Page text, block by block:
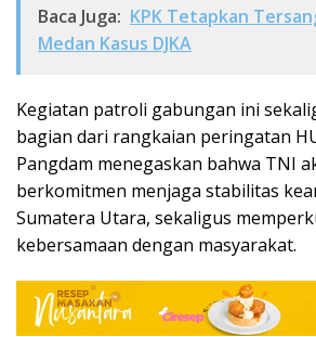
Baca Juga: KPK Tetapkan
Medan Kasus DJKA
Kegiatan patroli gabungan ini
bagian dari rangkaian peringatan
Pangdam menegaskan bahwa TNI
berkomitmen menjaga stabilitas
Sumatera Utara, sekaligus
kebersamaan dengan masyarakat.